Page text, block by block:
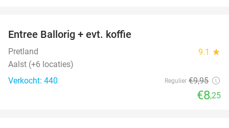
Entree Ballorig + evt. koffie
Pretland 9.1 star
Aalst (+6 locaties)
Verkocht: 440
Regulier €9,95
€8,25